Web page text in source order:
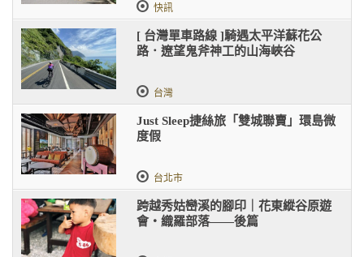
快訊
[ 台灣單車路線 ]騎遇太平洋蘇花公
路．遼望鬼斧神工的山海峽谷
台灣
Just Sleep捷絲旅「雙城聯賣」環島微
度假
台北市
跨越秀姑巒溪的腳印｜花東縱谷原遊
會・織羅部落——後篇